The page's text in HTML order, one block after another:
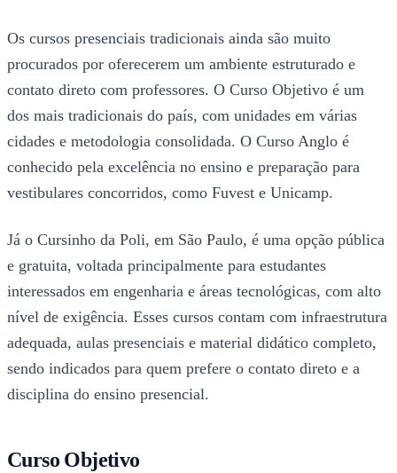
Os cursos presenciais tradicionais ainda são muito
procurados por oferecerem um ambiente estruturado e
contato direto com professores. O Curso Objetivo é um
dos mais tradicionais do país, com unidades em várias
cidades e metodologia consolidada. O Curso Anglo é
conhecido pela excelência no ensino e preparação para
vestibulares concorridos, como Fuvest e Unicamp.
Já o Cursinho da Poli, em São Paulo, é uma opção pública
e gratuita, voltada principalmente para estudantes
interessados em engenharia e áreas tecnológicas, com alto
nível de exigência. Esses cursos contam com infraestrutura
adequada, aulas presenciais e material didático completo,
sendo indicados para quem prefere o contato direto e a
disciplina do ensino presencial.
Curso Objetivo